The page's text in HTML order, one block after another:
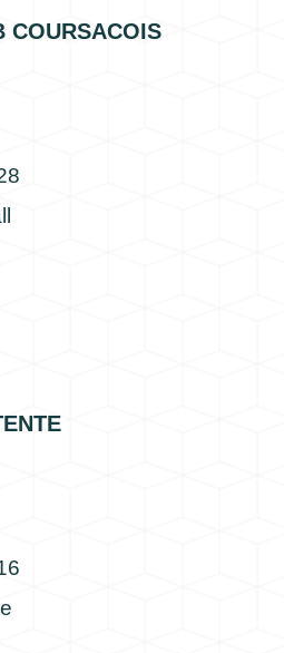
COURSACOIS